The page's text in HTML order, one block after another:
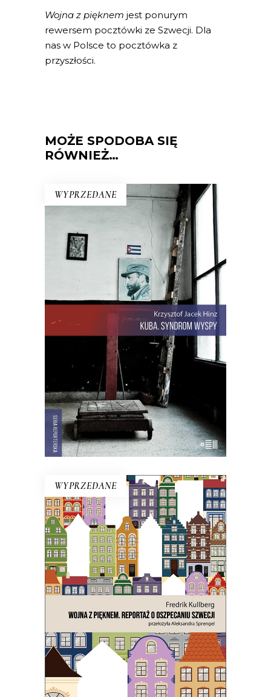
Wojna z pięknem jest ponurym
rewersem pocztówki ze Szwecji. Dla
nas w Polsce to pocztówka z
przyszłości.
MOŻE SPODOBA SIĘ
RÓWNIEŻ…
WYPRZEDANE
E-BOOK DO KOSZYKA
KUBA. SYNDROM WYSPY
Rewolucja i dysydenci, Kubanki
walczące o podpaski i Kubańczycy,
którzy obrażają rewolucję szortami i
sandałami. Jest tu dawna świetność
Hawany, są prosięta hodowane w
wannach i jest krowa – bohaterka
rewolucji.
44.00 zł 22.00zł
WYPRZEDANE
WOJNA Z PIĘKNEM. REPORTAŻ
O OSZPECANIU SZWECJI
Czy chodzi o ten osobliwy szwedzki
strach przed tym, co
nienowoczesne? Na to wygląda.
43.00zł 21.50zł